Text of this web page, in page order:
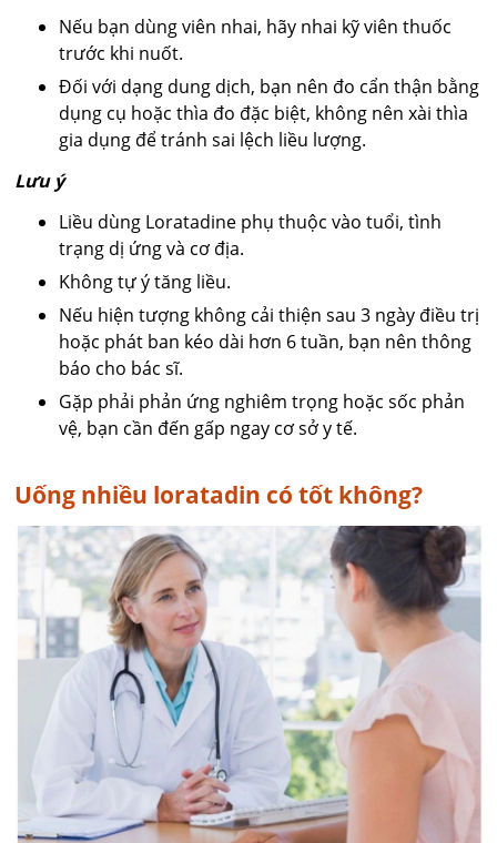
Nếu bạn dùng viên nhai, hãy nhai kỹ viên thuốc
trước khi nuốt.
Đối với dạng dung dịch, bạn nên đo cẩn thận bằng
dụng cụ hoặc thìa đo đặc biệt, không nên xài thìa
gia dụng để tránh sai lệch liều lượng.
Lưu ý
Liều dùng Loratadine phụ thuộc vào tuổi, tình
trạng dị ứng và cơ địa.
Không tự ý tăng liều.
Nếu hiện tượng không cải thiện sau 3 ngày điều trị
hoặc phát ban kéo dài hơn 6 tuần, bạn nên thông
báo cho bác sĩ.
Gặp phải phản ứng nghiêm trọng hoặc sốc phản
vệ, bạn cần đến gấp ngay cơ sở y tế.
Uống nhiều loratadin có tốt không?